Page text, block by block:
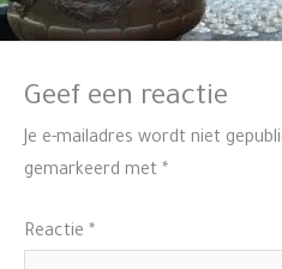
Geef een reactie
Je e-mailadres wordt niet
gemarkeerd met *
Reactie *